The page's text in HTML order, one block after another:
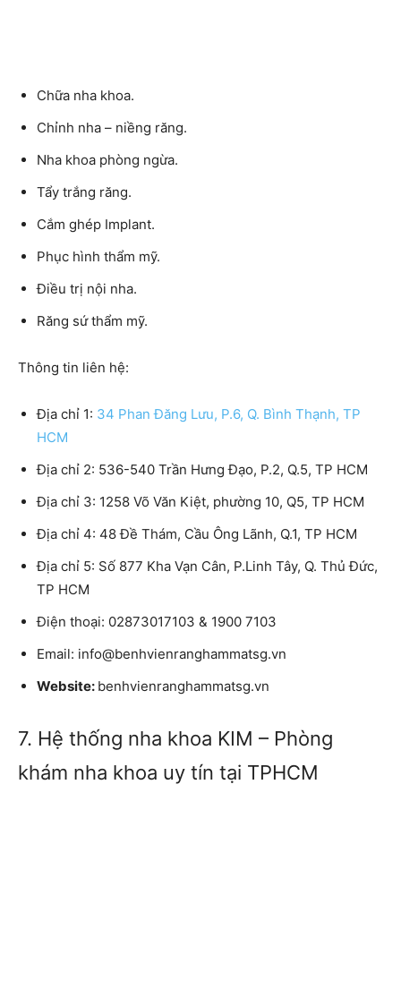
Chữa nha khoa.
Chỉnh nha – niềng răng.
Nha khoa phòng ngừa.
Tẩy trắng răng.
Cắm ghép Implant.
Phục hình thẩm mỹ.
Điều trị nội nha.
Răng sứ thẩm mỹ.
Thông tin liên hệ:
Địa chỉ 1: 34 Phan Đăng Lưu, P.6, Q. Bình Thạnh, TP
HCM
Địa chỉ 2: 536-540 Trần Hưng Đạo, P.2, Q.5, TP HCM
Địa chỉ 3: 1258 Võ Văn Kiệt, phường 10, Q5, TP HCM
Địa chỉ 4: 48 Đề Thám, Cầu Ông Lãnh, Q.1, TP HCM
Địa chỉ 5: Số 877 Kha Vạn Cân, P.Linh Tây, Q. Thủ Đức,
TP HCM
Điện thoại: 02873017103 & 1900 7103
Email: info@benhvienranghammatsg.vn
Website: benhvienranghammatsg.vn
7. Hệ thống nha khoa KIM – Phòng
khám nha khoa uy tín tại TPHCM